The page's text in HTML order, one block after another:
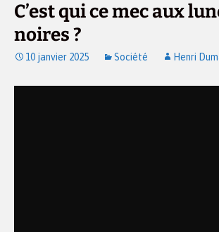
C’est qui ce mec aux
noires ?
10 janvier 2025 Société Henri